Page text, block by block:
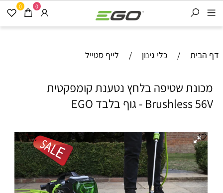
0 0
דף הבית / כלי גינון / לייף סטייל
מכונת שטיפה בלחץ נטענת קומפקטית
Brushless 56V - גוף בלבד EGO